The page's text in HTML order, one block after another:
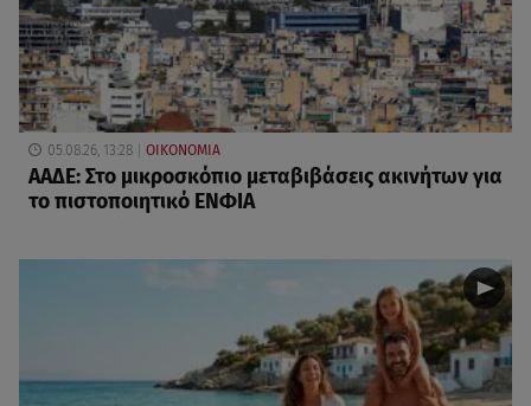
05.08.26, 13:28 ΟΙΚΟΝΟΜΙΑ
ΑΑΔΕ: Στο μικροσκόπιο μεταβιβάσεις ακινήτων για
το πιστοποιητικό ΕΝΦΙΑ